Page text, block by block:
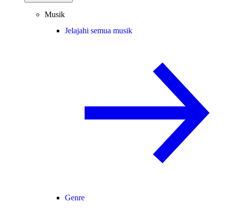
Musik
Jelajahi semua musik
Genre